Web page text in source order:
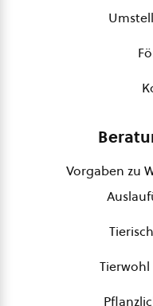
Vorgaben zu